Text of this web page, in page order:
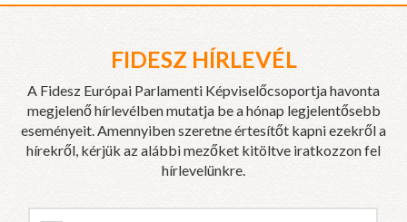
FIDESZ HÍRLEVÉL
A Fidesz Európai Parlamenti Képviselőcsoportja havonta
megjelenő hírlevélben mutatja be a hónap legjelentősebb
eseményeit. Amennyiben szeretne értesítőt kapni ezekről a
hírekről, kérjük az alábbi mezőket kitöltve iratkozzon fel
hírlevelünkre.